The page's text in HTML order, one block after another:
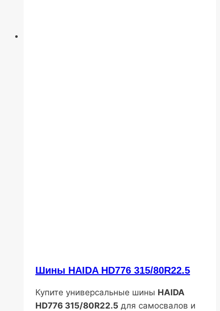
Шины HAIDA HD776 315/80R22.5
Купите универсальные шины HAIDA
HD776 315/80R22.5 для самосвалов и